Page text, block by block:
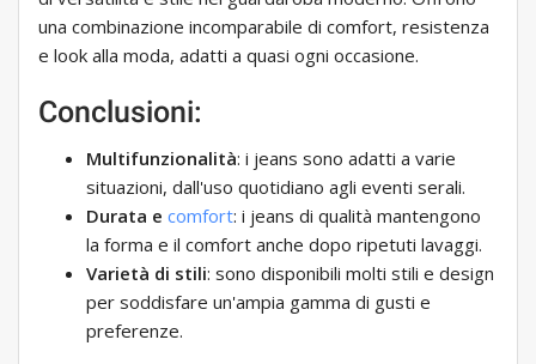
una combinazione incomparabile di comfort, resistenza
e look alla moda, adatti a quasi ogni occasione.
Conclusioni:
Multifunzionalità: i jeans sono adatti a varie
situazioni, dall'uso quotidiano agli eventi serali.
Durata e comfort: i jeans di qualità mantengono
la forma e il comfort anche dopo ripetuti lavaggi.
Varietà di stili: sono disponibili molti stili e design
per soddisfare un'ampia gamma di gusti e
preferenze.